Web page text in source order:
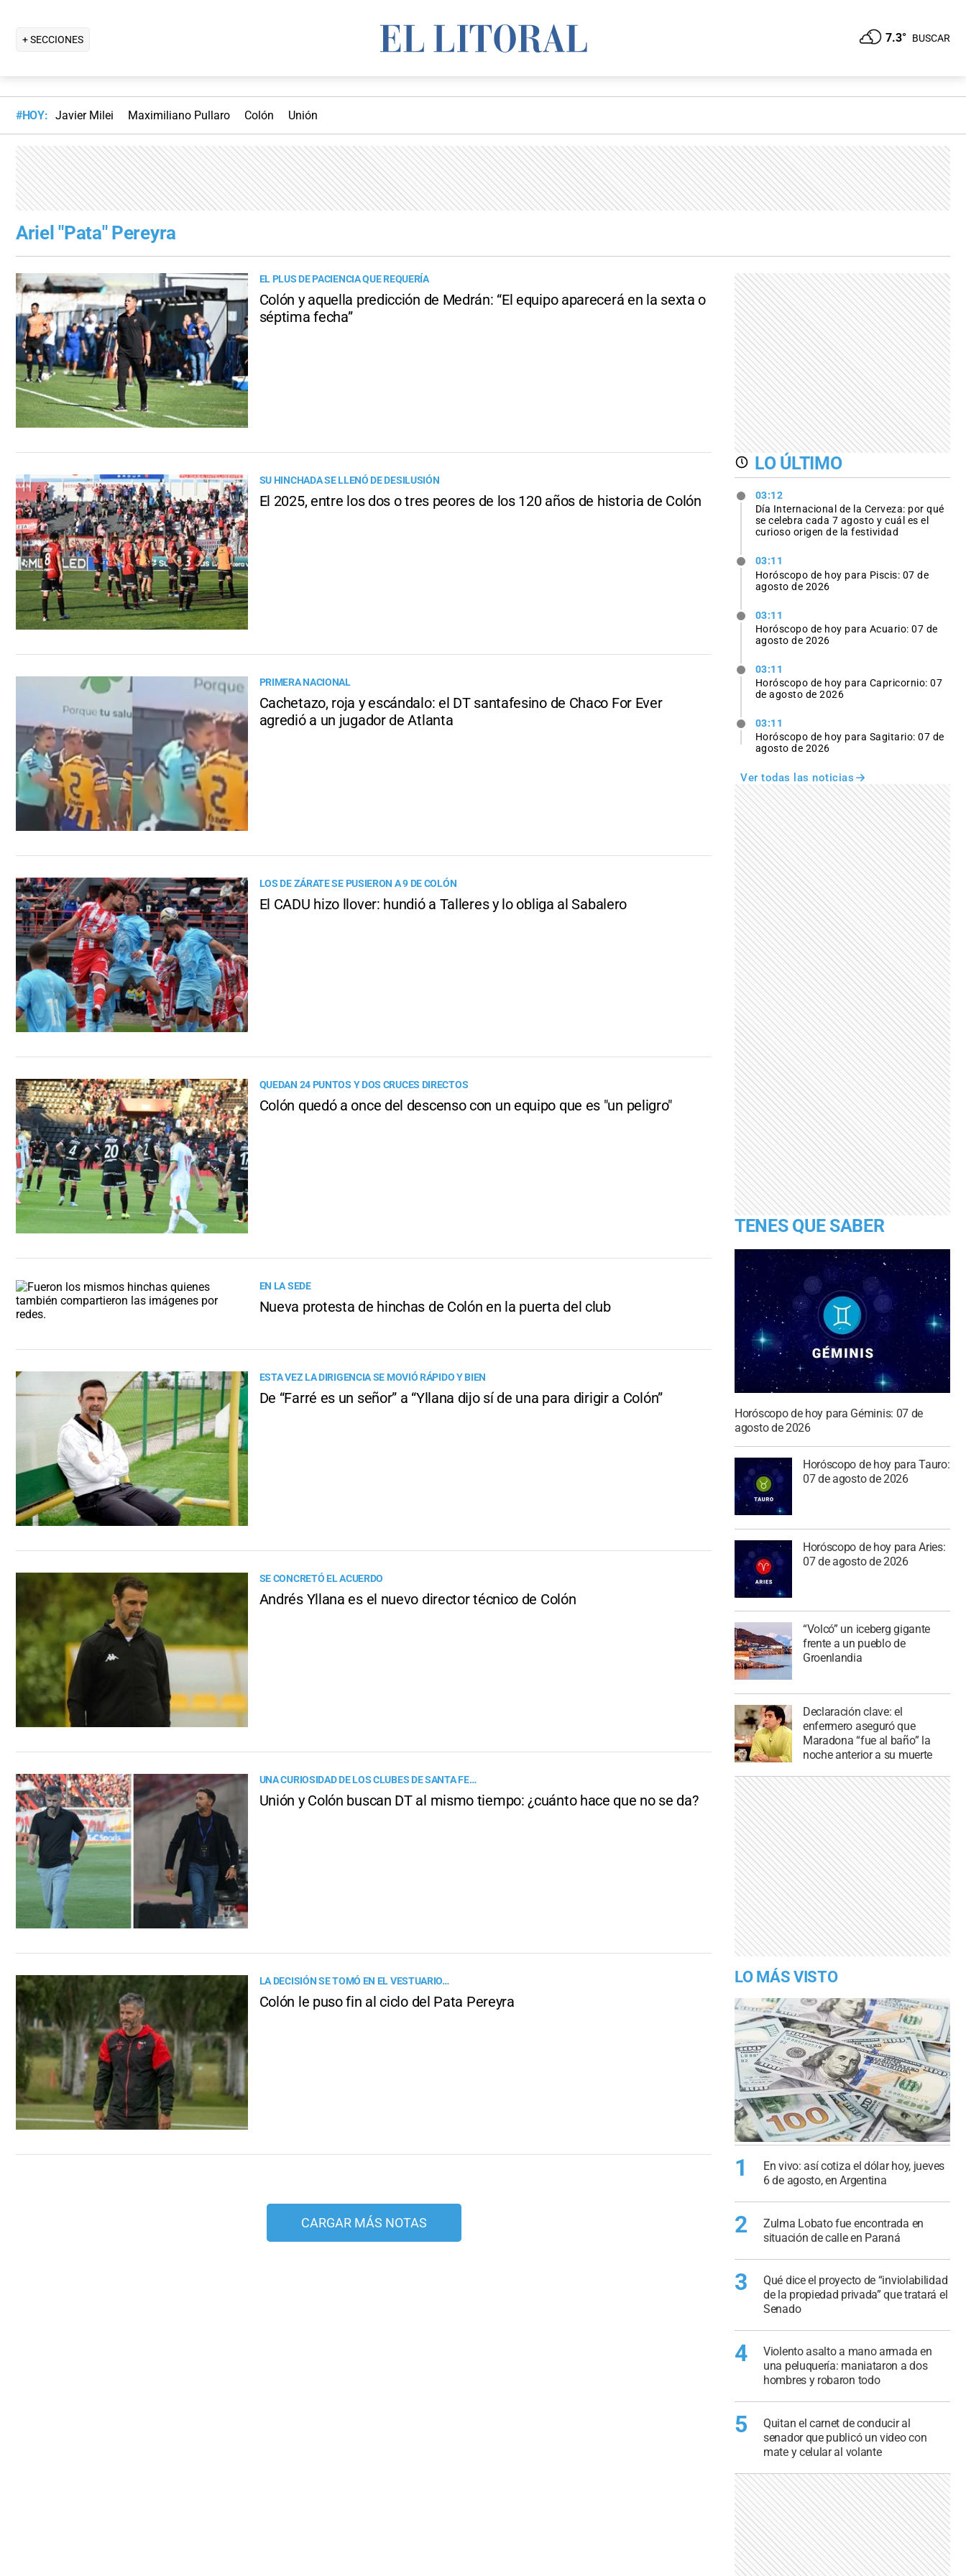
+ SECCIONES 7.3° BUSCAR
#HOY: Javier Milei Maximiliano Pullaro Colón Unión
Ariel "Pata" Pereyra
EL PLUS DE PACIENCIA QUE REQUERÍA
Colón y aquella predicción de Medrán: “El equipo aparecerá en la sexta o
séptima fecha”
SU HINCHADA SE LLENÓ DE DESILUSIÓN
El 2025, entre los dos o tres peores de los 120 años de historia de Colón
PRIMERA NACIONAL
Cachetazo, roja y escándalo: el DT santafesino de Chaco For Ever
agredió a un jugador de Atlanta
LOS DE ZÁRATE SE PUSIERON A 9 DE COLÓN
El CADU hizo llover: hundió a Talleres y lo obliga al Sabalero
QUEDAN 24 PUNTOS Y DOS CRUCES DIRECTOS
Colón quedó a once del descenso con un equipo que es "un peligro"
EN LA SEDE
Nueva protesta de hinchas de Colón en la puerta del club
ESTA VEZ LA DIRIGENCIA SE MOVIÓ RÁPIDO Y BIEN
De “Farré es un señor” a “Yllana dijo sí de una para dirigir a Colón”
SE CONCRETÓ EL ACUERDO
Andrés Yllana es el nuevo director técnico de Colón
UNA CURIOSIDAD DE LOS CLUBES DE SANTA FE…
Unión y Colón buscan DT al mismo tiempo: ¿cuánto hace que no se da?
LA DECISIÓN SE TOMÓ EN EL VESTUARIO…
Colón le puso fin al ciclo del Pata Pereyra
CARGAR MÁS NOTAS
LO ÚLTIMO
03:12
Día Internacional de la Cerveza: por qué
se celebra cada 7 agosto y cuál es el
curioso origen de la festividad
03:11
Horóscopo de hoy para Piscis: 07 de
agosto de 2026
03:11
Horóscopo de hoy para Acuario: 07 de
agosto de 2026
03:11
Horóscopo de hoy para Capricornio: 07
de agosto de 2026
03:11
Horóscopo de hoy para Sagitario: 07 de
agosto de 2026
Ver todas las noticias
TENES QUE SABER
Horóscopo de hoy para Géminis: 07 de
agosto de 2026
Horóscopo de hoy para Tauro:
07 de agosto de 2026
Horóscopo de hoy para Aries:
07 de agosto de 2026
“Volcó” un iceberg gigante
frente a un pueblo de
Groenlandia
Declaración clave: el
enfermero aseguró que
Maradona “fue al baño” la
noche anterior a su muerte
LO MÁS VISTO
1
En vivo: así cotiza el dólar hoy, jueves
6 de agosto, en Argentina
2
Zulma Lobato fue encontrada en
situación de calle en Paraná
3
Qué dice el proyecto de “inviolabilidad
de la propiedad privada” que tratará el
Senado
4
Violento asalto a mano armada en
una peluquería: maniataron a dos
hombres y robaron todo
5
Quitan el carnet de conducir al
senador que publicó un video con
mate y celular al volante